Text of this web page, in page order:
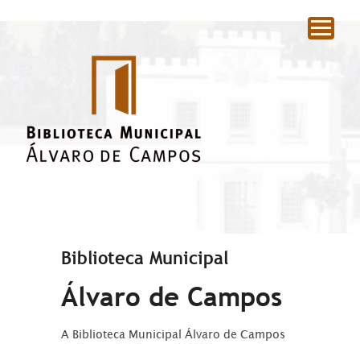
Biblioteca Municipal
Álvaro de Campos
A Biblioteca Municipal Álvaro de Campos